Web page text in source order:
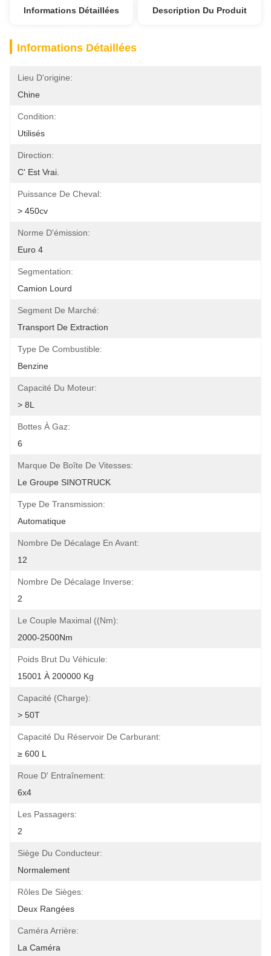
Informations Détaillées Description Du Produit
Informations Détaillées
Lieu D'origine:
Chine
Condition:
Utilisés
Direction:
C' Est Vrai.
Puissance De Cheval:
> 450cv
Norme D'émission:
Euro 4
Segmentation:
Camion Lourd
Segment De Marché:
Transport De Extraction
Type De Combustible:
Benzine
Capacité Du Moteur:
> 8L
Bottes À Gaz:
6
Marque De Boîte De Vitesses:
Le Groupe SINOTRUCK
Type De Transmission:
Automatique
Nombre De Décalage En Avant:
12
Nombre De Décalage Inverse:
2
Le Couple Maximal ((Nm):
2000-2500Nm
Poids Brut Du Véhicule:
15001 À 200000 Kg
Capacité (charge):
> 50T
Capacité Du Réservoir De Carburant:
≥ 600 L
Roue D' Entraînement:
6x4
Les Passagers:
2
Siège Du Conducteur:
Normalement
Rôles De Sièges:
Deux Rangées
Caméra Arrière:
La Caméra